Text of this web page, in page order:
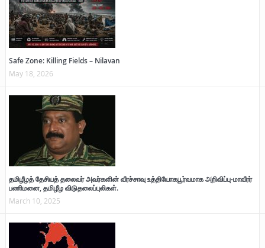
Safe Zone: Killing Fields – Nilavan
May 18, 2026
தமிழீழத் தேசியத் தலைவர் அவர்களின் வீரச்சாவு உத்தியோகபூர்வமாக அறிவிப்பு-மாவீரர்
பணிமனை, தமிழீழ விடுதலைப்புலிகள்.
March 10, 2025